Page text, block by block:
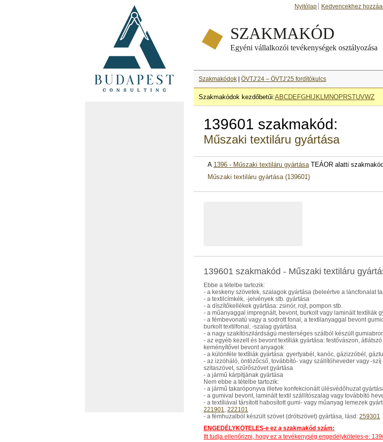
Nyitólap Kedvencekhez
Szakmakódok ÖVTJ’24 – ÖVTJ’25 fordítókulcs
Szakmakódok kezdőbetűi:ABCDE FGH J KLM NOP RSTUVWZ
139601 szakmakód:
Műszaki textiláru gyártása
A 1396 - Műszaki textiláru gyártásaTEÁOR alatti
Műszaki textiláru gyártása (139601)
139601 szakmakód - Műszaki textiláru
Ebbe a tételbe tartozik:
- a keskeny szövetek, szalagok gyártása (beleértve a láncfonalat
- a textilcímkék, -jelvények stb. gyártása
- a díszítőkellékek gyártása: zsinór, rojt, pompon stb.
- a műanyaggal impregnált, bevont, burkolt vagy laminált textíliák
- a fémbevonatú vagy a sodrott fonal, a textilanyaggal bevont
burkolt textilfonal, -szalag gyártása
- a nagy szakítószilárdságú mesterséges szálból készült
- az egyéb kezelt és bevont textíliák gyártása: festővászon,
keményítővel bevont anyagok
- a különféle textíliák gyártása: gyertyabél, kanóc, gázizzóbél,
- az izzóháló, öntözőcső, továbbító- vagy szállítóheveder vagy -
szitaszövet, szűrőszövet gyártása
- a jármű kárpitjának gyártása
Nem ebbe a tételbe tartozik:
- a jármű takaróponyva illetve konfekcionált ülésvédőhuzat
- a gumival bevont, laminált textil szállítószalag vagy továbbító
- a textíliával társított habosított gumi- vagy műanyag lemezek
221901, 222101
- a fémhuzalból készült szövet (drótszövet) gyártása, lásd: 259301
ENGEDÉLYKÖTELES-e ez a szakmakód szám:
Itt tudja ellenőrizni, hogy ez a tevékenység engedélyköteles-e: